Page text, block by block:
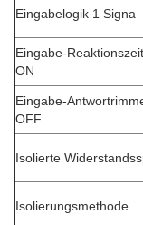
Eingabelogik 1 Signa
Eingabe-
ON
Eingabe-
OFF
Isolierte
Isolierungsmethode